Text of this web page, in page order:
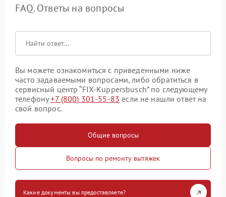
FAQ. Ответы на вопросы
Вы можете ознакомиться с приведенными ниже
часто задаваемыми вопросами, либо обратиться в
сервисный центр “FIX-Kuppersbusch” по следующему
телефону+7 (800) 301-55-83 если не нашли ответ на
свой вопрос.
Общие вопросы
Вопросы по ремонту вытяжек
Какие документы вы предоставляете?